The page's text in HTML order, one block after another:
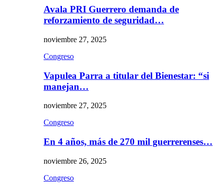
Avala PRI Guerrero demanda de
reforzamiento de seguridad…
noviembre 27, 2025
Congreso
Vapulea Parra a titular del Bienestar: “si
manejan…
noviembre 27, 2025
Congreso
En 4 años, más de 270 mil guerrerenses…
noviembre 26, 2025
Congreso